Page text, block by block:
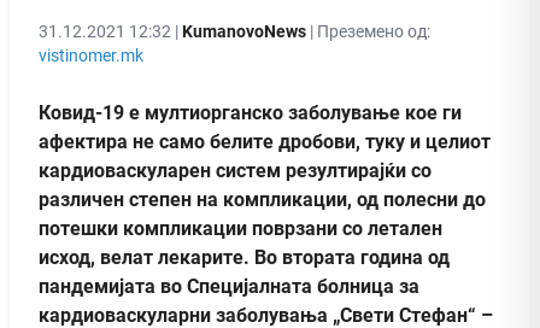
31.12.2021 12:32 |KumanovoNews | Преземено од:
vistinomer.mk
Ковид-19 е мултиорганско заболување кое ги
афектира не само белите дробови, туку и целиот
кардиоваскуларен систем резултирајќи со
различен степен на компликации, од полесни до
потешки компликации поврзани со летален
исход, велат лекарите. Во втората година од
пандемијата во Специјалната болница за
кардиоваскуларни заболувања „Свети Стефан“ –